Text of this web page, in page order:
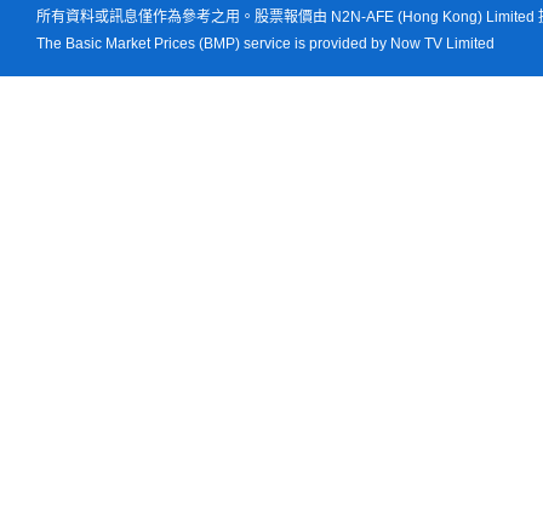
所有資料或訊息僅作為參考之用。股票報價由 N2N-AFE (Hong Kong) Limited
The Basic Market Prices (BMP) service is provided by Now TV Limited